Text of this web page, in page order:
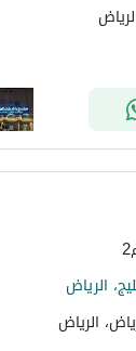
الرياض